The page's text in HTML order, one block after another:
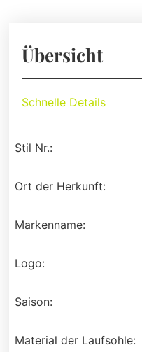
Übersicht
Schnelle Details
Stil Nr.:
Ort der Herkunft:
Markenname:
Logo:
Saison:
Material der Laufsohle: